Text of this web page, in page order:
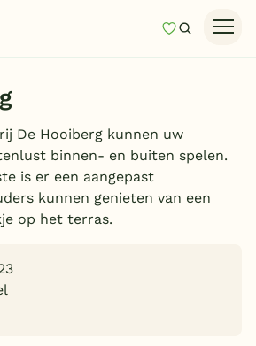
MijnZoeken
minutes
Top 12 aanbiedingen
Zomervakantie
Nazomeren
Vakantiepark keuzehulp
De Hooiberg kunnen uw
binnen- en buiten spelen.
is er een aangepast
kunnen genieten van een
op het terras.